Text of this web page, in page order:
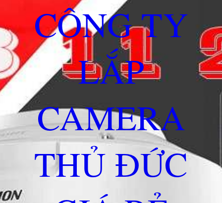
CÔNG TY
LẮP
CAMERA
THỦ ĐỨC